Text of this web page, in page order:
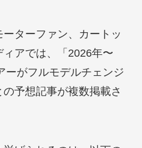
ターファン、カートッ
アでは、「2026年〜
ーがフルモデルチェンジ
予想記事が複数掲載さ